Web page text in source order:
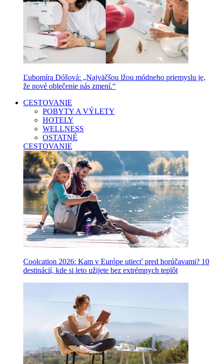
Ľubomíra Dóšová: „Najväčšou lžou módneho priemyslu je,
že nové oblečenie nás zmení.“
CESTOVANIE
POBYTY A VÝLETY
HOTELY
WELLNESS
OSTATNÉ
CESTOVANIE
Coolcation 2026: Kam v Európe utiecť pred horúčavami? 10
destinácií, kde si leto užijete bez extrémnych teplôt